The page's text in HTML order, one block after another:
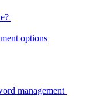
options
management